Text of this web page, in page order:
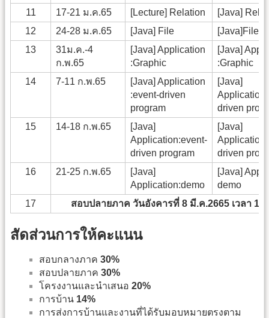
11
17-21 ม.ค.65 [Lecture] Relation
[Java]
12
24-28 ม.ค.65 [Java] File
[Java]File
13
31ม.ค.-4
ก.พ.65
[Java] Application
:Graphic
[Java]
:Graphic
14
7-11 ก.พ.65
[Java] Application
:event-driven
program
[Java]
driven
15
14-18 ก.พ.65
[Java]
Application:event-
driven program
[Java]
driven
16
21-25 ก.พ.65
[Java]
Application:demo
[Java]
demo
17
สอบปลายภาค วันอังคารที่ 8 มี.ค.2665 เวลา
สัดส่วนการให้คะแนน
สอบกลางภาค 30%
สอบปลายภาค 30%
โครงงานและนำเสนอ 20%
การบ้าน 14%
การส่งการบ้านและงานที่ได้รับมอบหมายตรงตาม